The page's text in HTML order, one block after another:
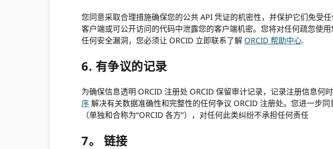
您同意采取合理措施确保您的公共 API 凭证的机密性，并保护它们免受
客户端或可公开访问的代码中泄露您的客户端机密。您将对任何疏忽使
任何安全漏洞，您必须让 ORCID 立即联系了解 ORCID 帮助中心.
6. 有争议的记录
为确保信息透明 ORCID 注册处 ORCID 保留审计记录，记录注册信息
序解决有关数据准确性和完整性的任何争议 ORCID 注册处。您进一步
（单独和合称为“ORCID 各方”），对任何此类纠纷不承担任何责任
7。 链接